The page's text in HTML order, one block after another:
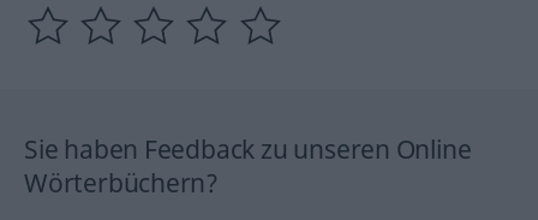
Sie haben Feedback zu unseren Online
Wörterbüchern?